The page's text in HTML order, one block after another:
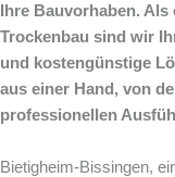
Ihre Bauvorhaben.
Trockenbau sind wir
und kostengünstige
aus einer Hand, von
professionellen
Bietigheim-Bissingen,